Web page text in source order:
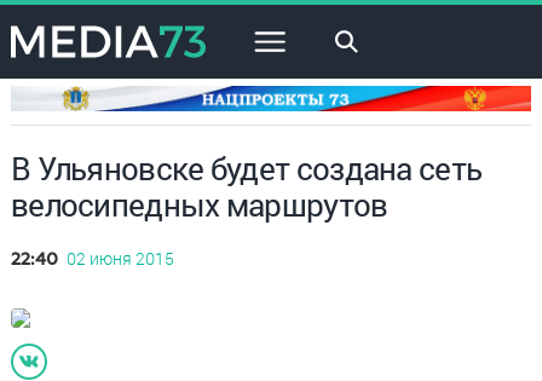
×
В Ульяновске будет создана сеть
велосипедных маршрутов
22:40 02 июня 2015